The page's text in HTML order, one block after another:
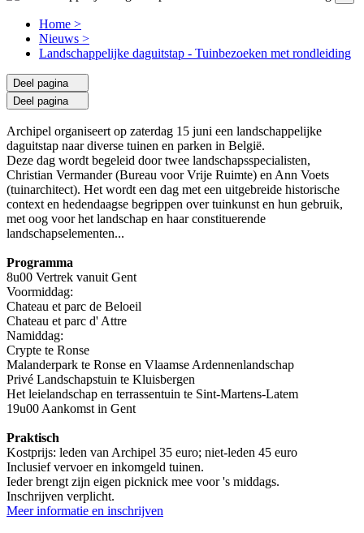
Home >
Nieuws >
Landschappelijke daguitstap - Tuinbezoeken met rondleiding
Deel pagina
Deel pagina
Archipel organiseert op zaterdag 15 juni een landschappelijke
daguitstap naar diverse tuinen en parken in België.
Deze dag wordt begeleid door twee landschapsspecialisten,
Christian Vermander (Bureau voor Vrije Ruimte) en Ann Voets
(tuinarchitect). Het wordt een dag met een uitgebreide historische
context en hedendaagse begrippen over tuinkunst en hun gebruik,
met oog voor het landschap en haar constituerende
landschapselementen...
Programma
8u00 Vertrek vanuit Gent
Voormiddag:
Chateau et parc de Beloeil
Chateau et parc d' Attre
Namiddag:
Crypte te Ronse
Malanderpark te Ronse en Vlaamse Ardennenlandschap
Privé Landschapstuin te Kluisbergen
Het leielandschap en terrassentuin te Sint-Martens-Latem
19u00 Aankomst in Gent
Praktisch
Kostprijs: leden van Archipel 35 euro; niet-leden 45 euro
Inclusief vervoer en inkomgeld tuinen.
Ieder brengt zijn eigen picknick mee voor 's middags.
Inschrijven verplicht.
Meer informatie en inschrijven